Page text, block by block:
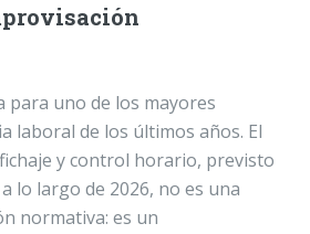
para uno de los mayores
laboral de los últimos años. El
y control horario, previsto
lo largo de 2026, no es una
normativa: es un